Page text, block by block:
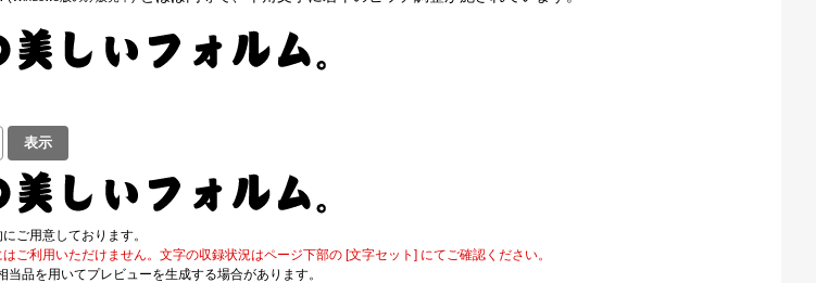
表示
ご用意しております。
ご利用いただけません。文字の収録状況はページ下部の [文字セット] にてご確認ください。
品を用いてプレビューを生成する場合があります。